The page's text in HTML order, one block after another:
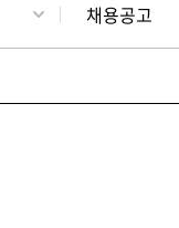
채용공고